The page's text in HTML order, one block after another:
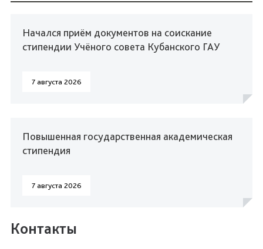
Начался приём документов на соискание
стипендии Учёного совета Кубанского ГАУ
7 августа 2026
Повышенная государственная академическая
стипендия
7 августа 2026
Контакты